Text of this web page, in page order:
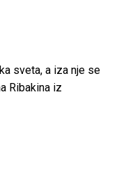
sveta, a iza nje se
Ribakina iz